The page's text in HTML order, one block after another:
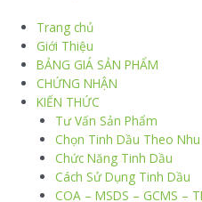
Trang chủ
Giới Thiệu
BẢNG GIÁ SẢN PHẨM
CHỨNG NHẬN
KIẾN THỨC
Tư Vấn Sản Phẩm
Chọn Tinh Dầu Theo Nhu
Chức Năng Tinh Dầu
Cách Sử Dụng Tinh Dầu
COA – MSDS – GCMS –